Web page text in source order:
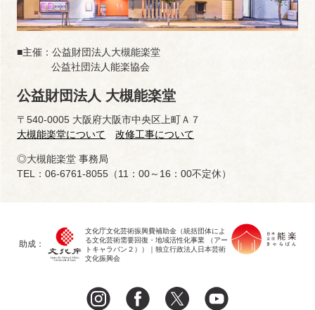
■主催：公益財団法人大槻能楽堂
公益社団法人能楽協会
公益財団法人 大槻能楽堂
〒540-0005 大阪府大阪市中央区上町Ａ７
大槻能楽堂について
改修工事について
◎大槻能楽堂 事務局
TEL：06-6761-8055（11：00～16：00不定休）
助成：
文化庁文化芸術振興費補助金（統括団体によ
る文化芸術需要回復・地域活性化事業 （アー
トキャラバン２））｜独立行政法人日本芸術
文化振興会